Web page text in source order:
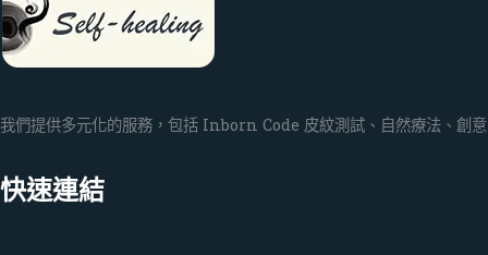
我們提供多元化的服務，包括 Inborn Code 皮紋測試、自然療法、創
快速連結